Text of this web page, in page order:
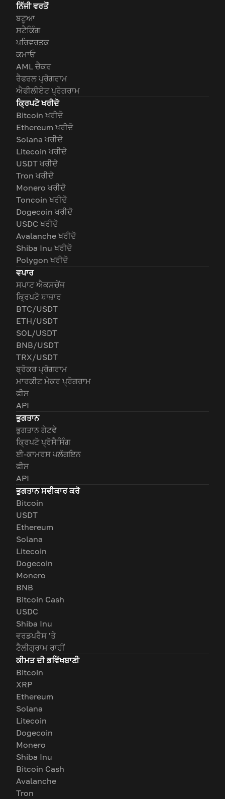
ਨਿੱਜੀ ਵਰਤੋਂ
ਬਟੂਆ
ਸਟੈਕਿੰਗ
ਪਰਿਵਰਤਕ
ਕਮਾਓ
AML ਚੈਕਰ
ਰੈਫਰਲ ਪ੍ਰੋਗਰਾਮ
ਐਫੀਲੀਏਟ ਪ੍ਰੋਗਰਾਮ
ਕ੍ਰਿਪਟੋ ਖਰੀਦੋ
Bitcoin ਖਰੀਦੋ
Ethereum ਖਰੀਦੋ
Solana ਖਰੀਦੋ
Litecoin ਖਰੀਦੋ
USDT ਖਰੀਦੋ
Tron ਖਰੀਦੋ
Monero ਖਰੀਦੋ
Toncoin ਖਰੀਦੋ
Dogecoin ਖਰੀਦੋ
USDC ਖਰੀਦੋ
Avalanche ਖਰੀਦੋ
Shiba Inu ਖਰੀਦੋ
Polygon ਖਰੀਦੋ
ਵਪਾਰ
ਸਪਾਟ ਐਕਸਚੇਂਜ
ਕ੍ਰਿਪਟੋ ਬਾਜ਼ਾਰ
BTC/USDT
ETH/USDT
SOL/USDT
BNB/USDT
TRX/USDT
ਬ੍ਰੋਕਰ ਪ੍ਰੋਗਰਾਮ
ਮਾਰਕੀਟ ਮੇਕਰ ਪ੍ਰੋਗਰਾਮ
ਫੀਸ
API
ਭੁਗਤਾਨ
ਭੁਗਤਾਨ ਗੇਟਵੇ
ਕ੍ਰਿਪਟੋ ਪ੍ਰੋਸੈਸਿੰਗ
ਈ-ਕਾਮਰਸ ਪਲੱਗਇਨ
ਫੀਸ
API
ਭੁਗਤਾਨ ਸਵੀਕਾਰ ਕਰੋ
Bitcoin
USDT
Ethereum
Solana
Litecoin
Dogecoin
Monero
BNB
Bitcoin Cash
USDC
Shiba Inu
ਵਰਡਪਰੈਸ 'ਤੇ
ਟੈਲੀਗ੍ਰਾਮ ਰਾਹੀਂ
ਕੀਮਤ ਦੀ ਭਵਿੱਖਬਾਣੀ
Bitcoin
XRP
Ethereum
Solana
Litecoin
Dogecoin
Monero
Shiba Inu
Bitcoin Cash
Avalanche
Tron